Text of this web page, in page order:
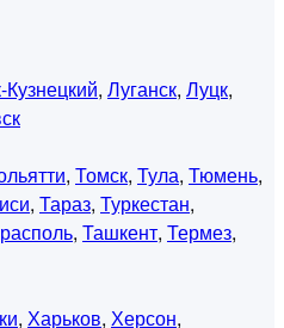
, Луганск, Луцк,
, Томск, Тула, Тюмень,
, Тараз, Туркестан,
, Ташкент, Термез,
, Харьков, Херсон,